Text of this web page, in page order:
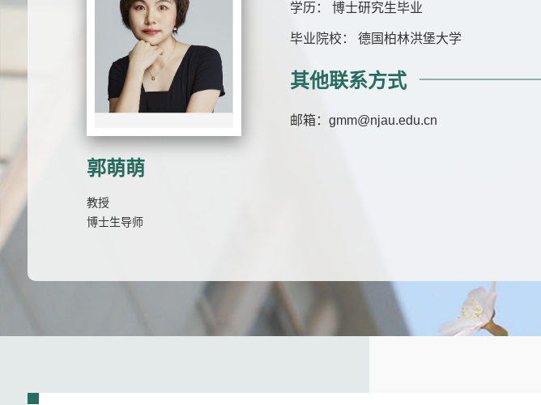
郭萌萌
教授
博士生导师
学历： 博士研究生毕业
毕业院校： 德国柏林洪堡大学
其他联系方式
邮箱： gmm@njau.edu.cn